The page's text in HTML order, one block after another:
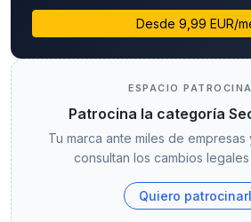
Desde 9,99 EUR/
ESPACIO
Patrocina la categoría
Tu marca ante miles de
consultan los cambios
Quiero